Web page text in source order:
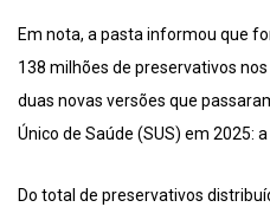
Em nota, a pasta informou que
138 milhões de preservativos
duas novas versões que
Único de Saúde (SUS) em 2025:
Do total de preservativos